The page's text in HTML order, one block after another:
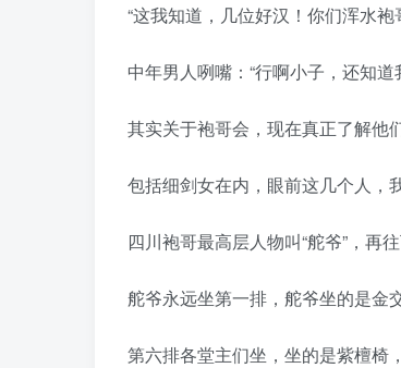
“这我知道，几位好汉！你们浑水
中年男人咧嘴：“行啊小子，还知
其实关于袍哥会，现在真正了解他
包括细剑女在内，眼前这几个人，
四川袍哥最高层人物叫“舵爷”，再
舵爷永远坐第一排，舵爷坐的是金
第六排各堂主们坐，坐的是紫檀椅